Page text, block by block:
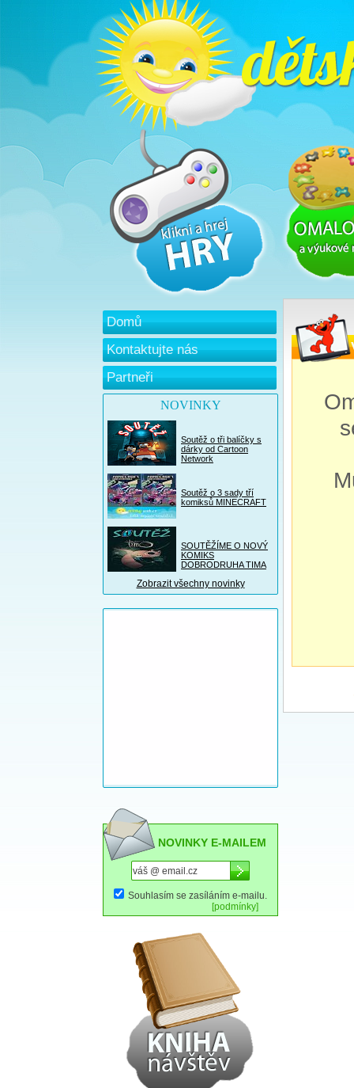
Domů
Kontaktujte nás
Partneři
NOVINKY
Soutěž o tři balíčky s
dárky od Cartoon
Network
Soutěž o 3 sady tří
komiksů MINECRAFT
SOUTĚŽÍME O NOVÝ
KOMIKS
DOBRODRUHA TIMA
Zobrazit všechny novinky
NOVINKY E-MAILEM
Souhlasím se zasíláním e-mailu.
[podmínky]